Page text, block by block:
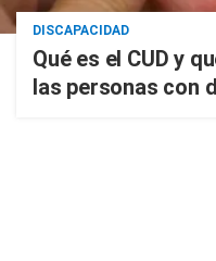
DISCAPACIDAD
Qué es el CUD y
las personas con